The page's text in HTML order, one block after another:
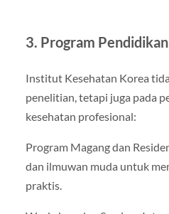
3. Program
Institut Kesehatan Korea
penelitian, tetapi juga pada
kesehatan profesional:
Program Magang dan
dan ilmuwan muda untuk
praktis.